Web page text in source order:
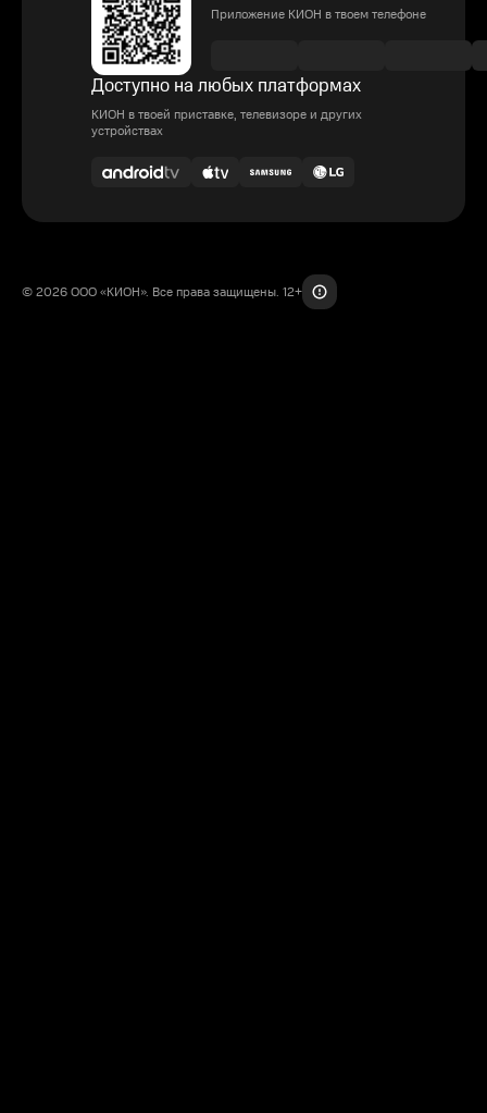
Приложение КИОН в твоем телефоне
Доступно на любых платформах
КИОН в твоей приставке, телевизоре и других
устройствах
© 2026 ООО «КИОН». Все права защищены. 12+